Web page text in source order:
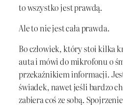
to wszystko jest prawdą.
Ale to nie jest cała prawda.
Bo człowiek, który stoi kilka
auta i mówi do mikrofonu o
przekaźnikiem informacji.
świadek, nawet jeśli bardzo
zabiera coś ze sobą.